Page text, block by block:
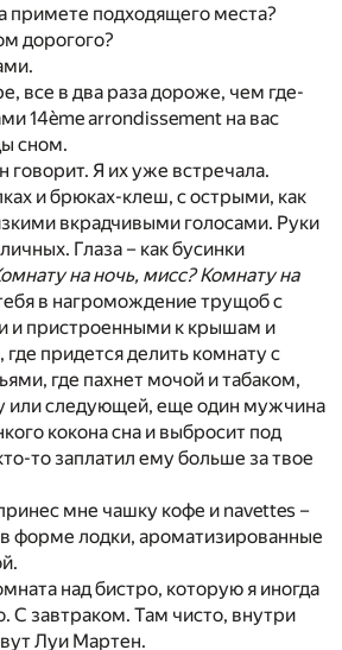
примете подходящего места?
дорогого?
все в два раза дороже, чем где-
14ème arrondissement на вас
сном.
говорит. Я их уже встречала.
и брюках-клеш, с острыми, как
вкрадчивыми голосами. Руки
Глаза – как бусинки
на ночь, мисс? Комнату на
в нагромождение трущоб с
и пристроенными к крышам и
придется делить комнату с
где пахнет мочой и табаком,
или следующей, еще один мужчина
кокона сна и выбросит под
то заплатил ему больше за твое
мне чашку кофе и navettes –
форме лодки, ароматизированные
над бистро, которую я иногда
С завтраком. Там чисто, внутри
Луи Мартен.